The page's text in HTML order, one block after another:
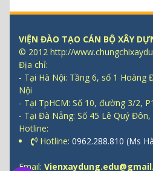
VIỆN ĐÀO TẠO CÁN BỘ XÂY
© 2012 http://
Địa chỉ:
- Tại Hà Nội: Tầng 6, số 1 Hoàng
Nội
- Tại TpHCM: Số 10, đường 3/2,
- Tại Đà Nẵng: Số 45 Lê Quý
Hotline:
Hotline: 0962.288.810 (Ms
Email: